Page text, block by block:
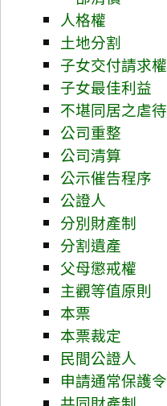
人格權
土地分割
子女交付請求權
子女最佳利益
不堪同居之虐待
公司重整
公司清算
公示催告程序
公證人
分別財產制
分割遺產
父母懲戒權
主觀等值原則
本票
本票裁定
民間公證人
申請通常保護令